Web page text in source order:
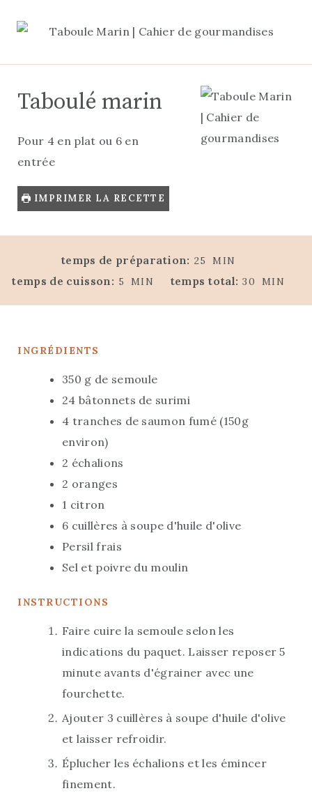
Taboulé marin
Pour 4 en plat ou 6 en
entrée
IMPRIMER LA RECETTE
temps de préparation: 25 M
I
MIN
temps de cuisson: 5 M
S
MIN temps total: 30 M
MIN
INGRÉDIENTS
350 g de semoule
24 bâtonnets de surimi
4 tranches de saumon fumé (150g
environ)
2 échalions
2 oranges
1 citron
6 cuillères à soupe d'huile d'olive
Persil frais
Sel et poivre du moulin
INSTRUCTIONS
Faire cuire la semoule selon les
indications du paquet. Laisser reposer 5
minute avants d'égrainer avec une
fourchette.
Ajouter 3 cuillères à soupe d'huile d'olive
et laisser refroidir.
Éplucher les échalions et les émincer
finement.